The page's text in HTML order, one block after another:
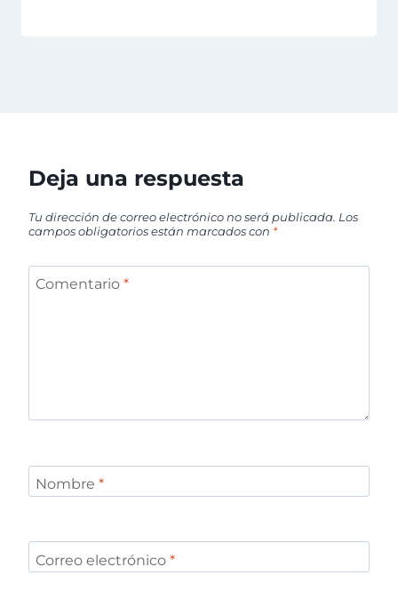
Deja una respuesta
Tu dirección de correo electrónico no será publicada. Los
campos obligatorios están marcados con *
Comentario *
Nombre *
Correo electrónico *